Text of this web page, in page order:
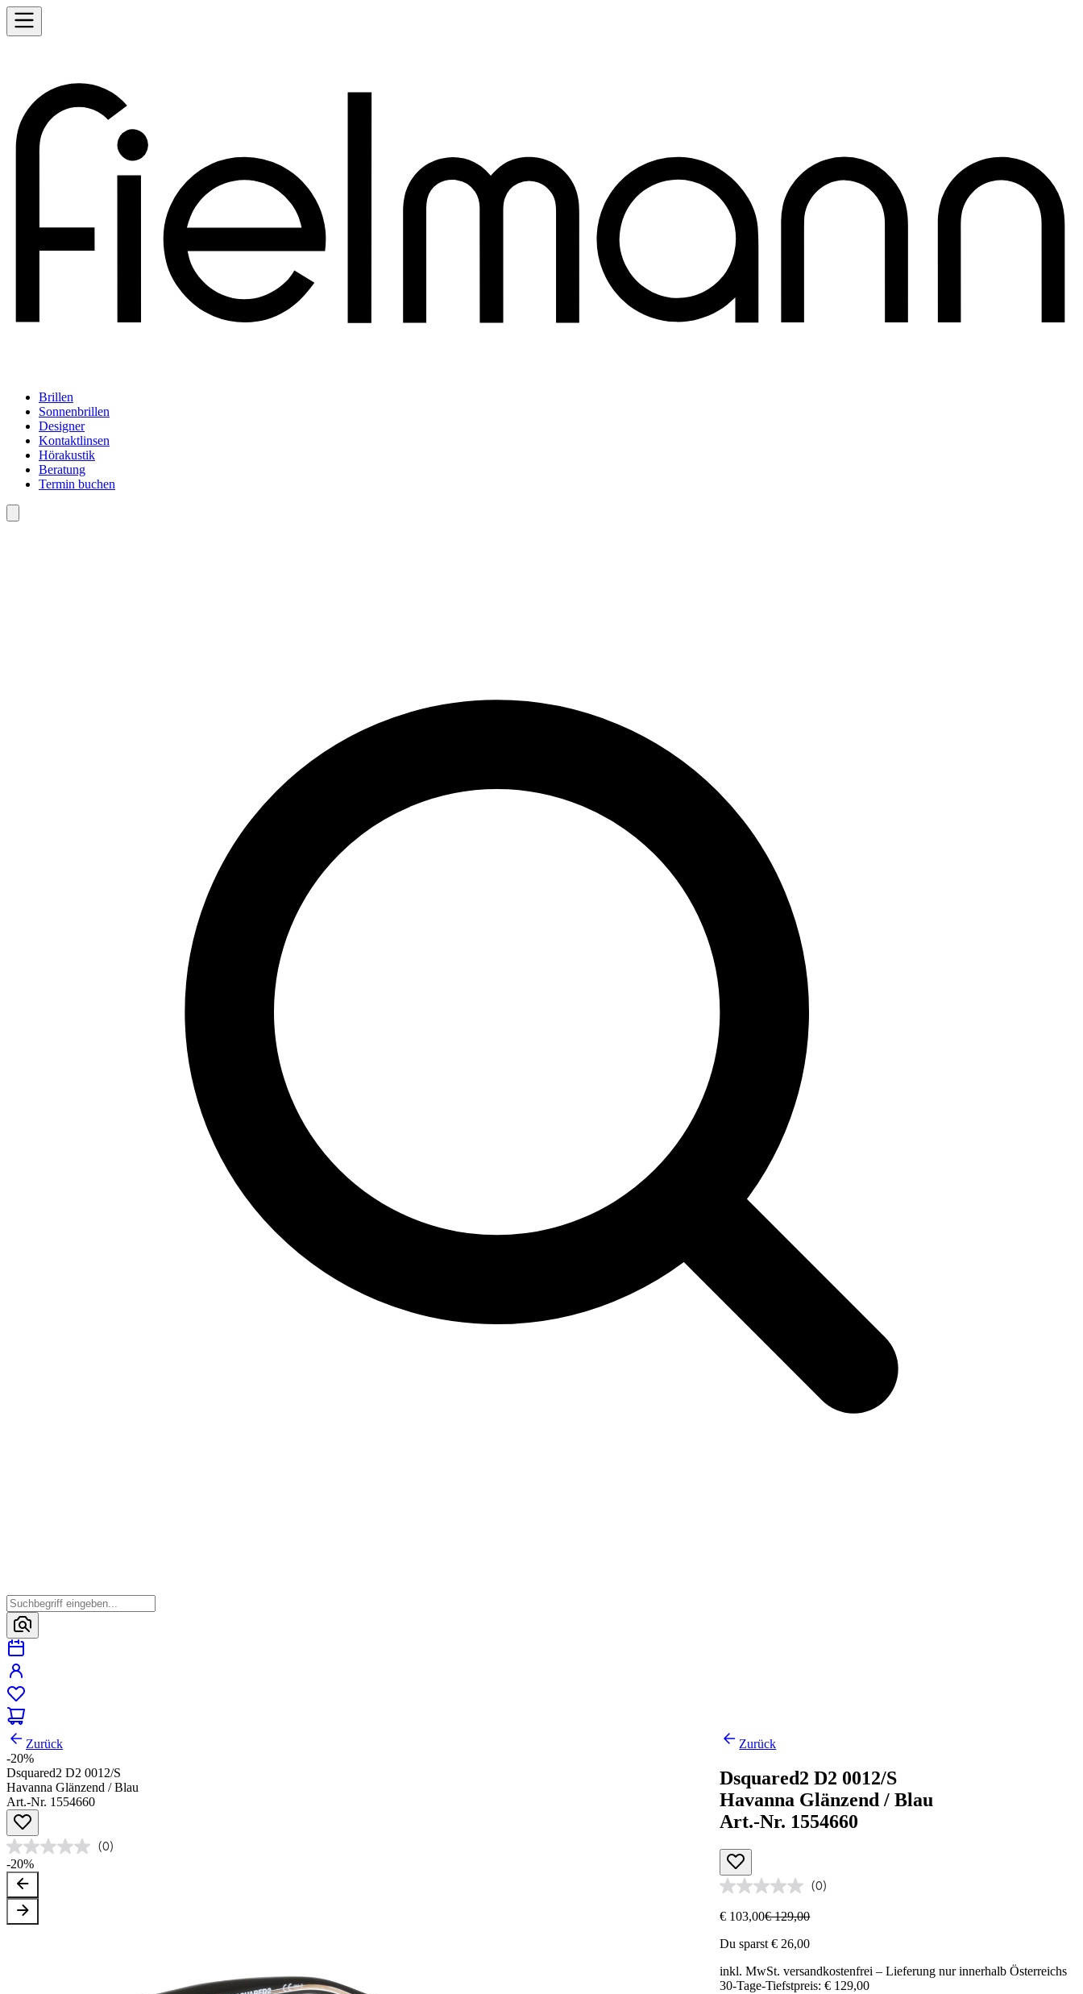
Brillen
Sonnenbrillen
Designer
Kontaktlinsen
Hörakustik
Beratung
Termin buchen
Zurück
-20%
Dsquared2 D2 0012/S
Havanna Glänzend / Blau
Art.-Nr. 1554660
(0)
-20%
Zurück
Dsquared2 D2 0012/S
Havanna Glänzend / Blau
Art.-Nr. 1554660
(0)
€ 103,00€ 129,00
Du sparst € 26,00
inkl. MwSt.versandkostenfrei – Lieferung nur innerhalb Österreichs
30-Tage-Tiefstpreis: € 129,00